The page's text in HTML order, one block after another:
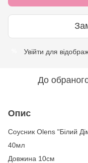
Увійти для
До
Опис
Соусник Olens "Білий
40мл
Довжина 10см